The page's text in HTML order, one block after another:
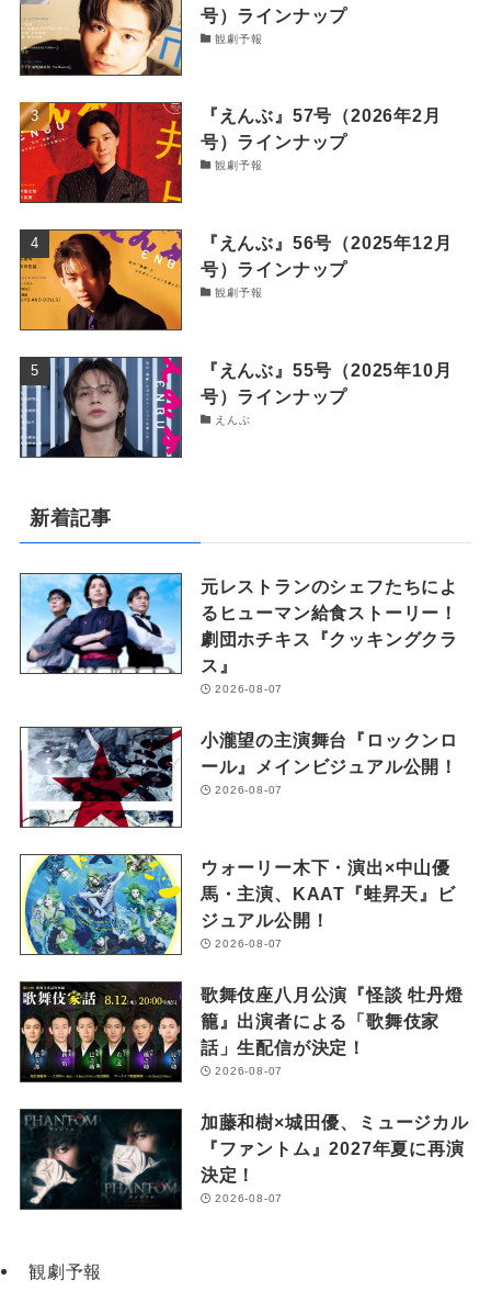
号）ラインナップ
観劇予報
『えんぶ』57号（2026年2月
号）ラインナップ
観劇予報
『えんぶ』56号（2025年12月
号）ラインナップ
観劇予報
『えんぶ』55号（2025年10月
号）ラインナップ
えんぶ
新着記事
元レストランのシェフたちによ
るヒューマン給食ストーリー！
劇団ホチキス『クッキングクラ
ス』
2026-08-07
小瀧望の主演舞台『ロックンロ
ール』メインビジュアル公開！
2026-08-07
ウォーリー木下・演出×中山優
馬・主演、KAAT『蛙昇天』ビ
ジュアル公開！
2026-08-07
歌舞伎座八月公演『怪談 牡丹燈
籠』出演者による「歌舞伎家
話」生配信が決定！
2026-08-07
加藤和樹×城田優、ミュージカル
『ファントム』2027年夏に再演
決定！
2026-08-07
観劇予報